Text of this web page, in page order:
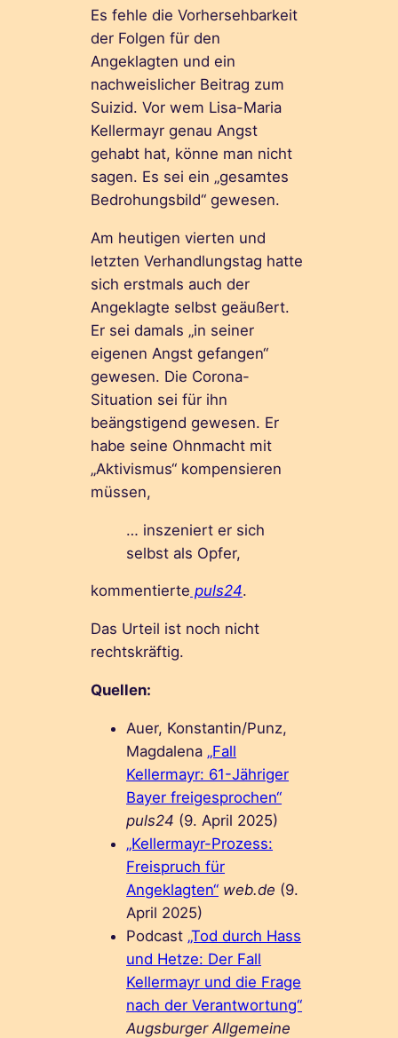
Es fehle die Vorhersehbarkeit
der Folgen für den
Angeklagten und ein
nachweislicher Beitrag zum
Suizid. Vor wem Lisa-Maria
Kellermayr genau Angst
gehabt hat, könne man nicht
sagen. Es sei ein „gesamtes
Bedrohungsbild“ gewesen.
Am heutigen vierten und
letzten Verhandlungstag hatte
sich erstmals auch der
Angeklagte selbst geäußert.
Er sei damals „in seiner
eigenen Angst gefangen“
gewesen. Die Corona-
Situation sei für ihn
beängstigend gewesen. Er
habe seine Ohnmacht mit
„Aktivismus“ kompensieren
müssen,
… inszeniert er sich
selbst als Opfer,
kommentierte puls24.
Das Urteil ist noch nicht
rechtskräftig.
Quellen:
Auer, Konstantin/Punz,
Magdalena „Fall
Kellermayr: 61-Jähriger
Bayer freigesprochen“
puls24 (9. April 2025)
„Kellermayr-Prozess:
Freispruch für
Angeklagten“ web.de (9.
April 2025)
Podcast „Tod durch Hass
und Hetze: Der Fall
Kellermayr und die Frage
nach der Verantwortung“
Augsburger Allgemeine